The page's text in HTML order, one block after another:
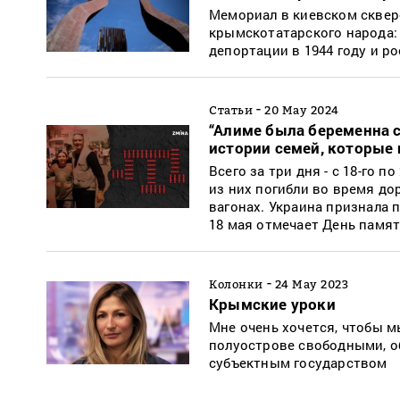
Мемориал в киевском
крымскотатарского
депортации в 1944 году и
Статьи - 20 May 2024
“Алиме была беременна
истории семей,
Всего за три дня - с 18-го
из них погибли во время
вагонах. Украина признала
18 мая отмечает День
Колонки - 24 May 2023
Крымские уроки
Мне очень хочется, чтобы
полуострове свободными,
субъектным государством